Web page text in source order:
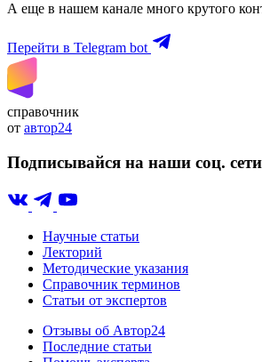
А еще в нашем канале много крутого
Перейти в Telegram bot
справочник
от автор24
Подписывайся на наши соц. сети
Научные статьи
Лекторий
Методические указания
Справочник терминов
Статьи от экспертов
Отзывы об Автор24
Последние статьи